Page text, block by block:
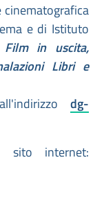
e di Istituto
Film in uscita,
Libri e
dg-
sito internet: